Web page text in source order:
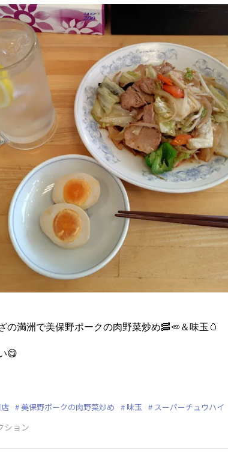
の満洲で美保野ポークの肉野菜炒め🥓🥕＆味玉🥚
😋
美保野ポークの肉野菜炒め 味玉 スーパーチュウハイ
ション